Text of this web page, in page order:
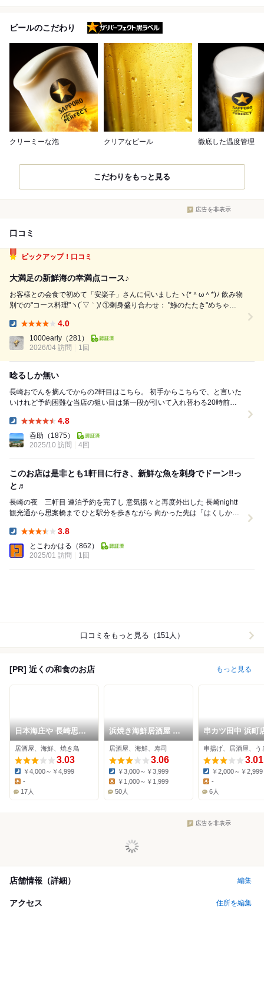
ビールのこだわり
クリーミーな泡 クリアなビール 徹底した温度管理
こだわりをもっと見る
広告を非表示
口コミ
ピックアップ！口コミ
大満足の新鮮海の幸満点コース♪
お客様との会食で初めて「安楽子」さんに伺いましたヽ(*＾ω＾*)ﾉ 飲み物
別での"コース料理"ヽ(´▽｀)/ ①刺身盛り合わせ： "鯵のたたき"めちゃ美
4.0
1000early （281）
2026/04 訪問
1回
唸るしか無い
長崎おでんを摘んでからの2軒目はこちら。 初手からこちらで、と言いた
いけれど予約困難な当店の狙い目は第一段が引いて入れ替わる20時前
4.8
呑助 （1875）
2025/10 訪問
4回
このお店は是非とも1軒目に行き、新鮮な魚を刺身でドーン‼︎っ
と♬
長崎の夜 三軒目 連泊予約を完了し 意気揚々と再度外出した 長崎night❗️
観光通から思案橋まで ひと駅分を歩きながら 向かった先は「はくしか」
3.8
とこわかはる （862）
2025/01 訪問
1回
口コミをもっと見る（151人）
[PR] 近くの和食のお店 もっと見る
日本海庄や 長崎思案
橋店
居酒屋、海鮮、焼き鳥
3.03
Dinner:
￥4,000～￥4,999
Lunch:
-
17人
浜焼き海鮮居酒屋 大
庄水産 長崎駅前店
居酒屋、海鮮、寿司
3.06
Dinner:
￥3,000～￥3,999
Lunch:
￥1,000～￥1,999
50人
串カツ田中 浜町
串揚げ、居酒屋、う
3.01
Dinner:
￥2,000～￥2,999
Lunch:
-
6人
広告を非表示
店舗情報（詳細） 編集
アクセス 住所を編集